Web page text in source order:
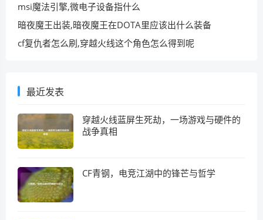
msi魔法引擎,微电子设备指什么
暗夜魔王出装,暗夜魔王在DOTA里应该出什么装备
cf复仇者怎么刷,穿越火线这个角色怎么得到呢
最近发表
穿越火线蓝屏生死劫，一场游戏与硬件的
战争真相
CF青钢，电竞江湖中的锋芒与哲学